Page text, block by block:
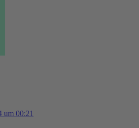
um 00:21